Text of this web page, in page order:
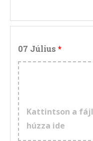
07 Július
Kattintson a
húzza ide